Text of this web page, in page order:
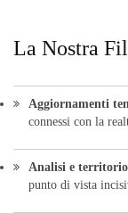
La Nostra
Aggiornamenti
connessi con la
Analisi e
punto di vista